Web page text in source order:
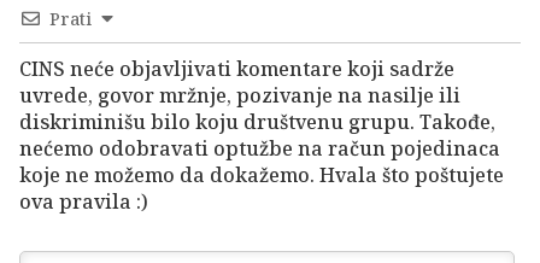
Prati
CINS neće objavljivati komentare koji sadrže
uvrede, govor mržnje, pozivanje na nasilje ili
diskriminišu bilo koju društvenu grupu. Takođe,
nećemo odobravati optužbe na račun pojedinaca
koje ne možemo da dokažemo. Hvala što poštujete
ova pravila :)